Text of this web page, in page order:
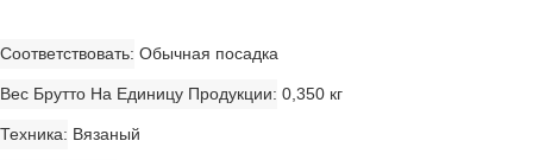
Соответствовать Обычная посадка
Вес Брутто На Единицу Продукции 0,350 кг
Техника Вязаный